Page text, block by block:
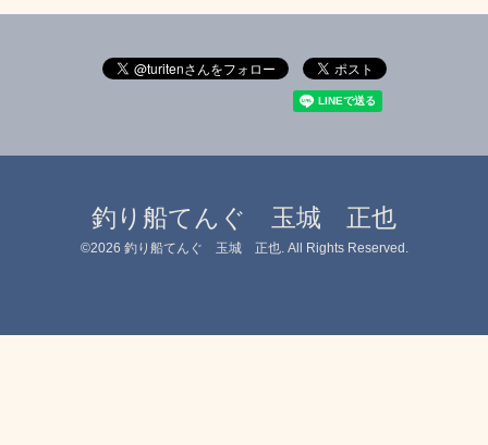
釣り船てんぐ 玉城 正也
©2026 釣り船てんぐ 玉城 正也. All Rights Reserved.